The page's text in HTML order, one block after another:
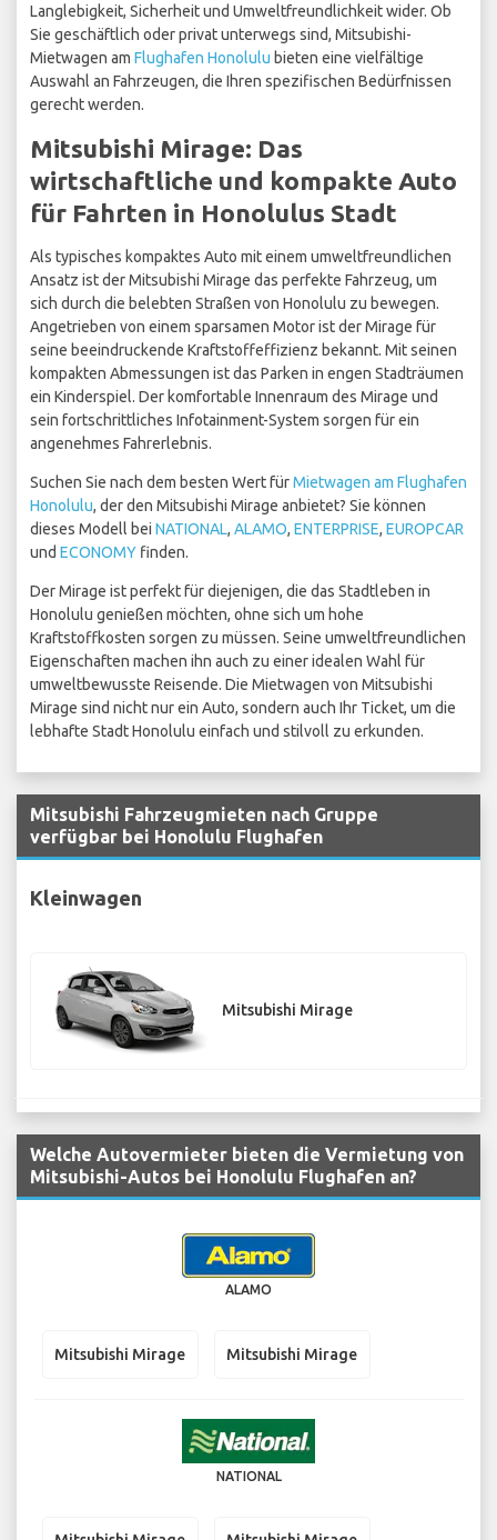
Langlebigkeit, Sicherheit und Umweltfreundlichkeit wider. Ob
Sie geschäftlich oder privat unterwegs sind, Mitsubishi-
Mietwagen am Flughafen Honolulu bieten eine vielfältige
Auswahl an Fahrzeugen, die Ihren spezifischen Bedürfnissen
gerecht werden.
Mitsubishi Mirage: Das
wirtschaftliche und kompakte Auto
für Fahrten in Honolulus Stadt
Als typisches kompaktes Auto mit einem umweltfreundlichen
Ansatz ist der Mitsubishi Mirage das perfekte Fahrzeug, um
sich durch die belebten Straßen von Honolulu zu bewegen.
Angetrieben von einem sparsamen Motor ist der Mirage für
seine beeindruckende Kraftstoffeffizienz bekannt. Mit seinen
kompakten Abmessungen ist das Parken in engen Stadträumen
ein Kinderspiel. Der komfortable Innenraum des Mirage und
sein fortschrittliches Infotainment-System sorgen für ein
angenehmes Fahrerlebnis.
Suchen Sie nach dem besten Wert fürMietwagen am Flughafen
Honolulu, der den Mitsubishi Mirage anbietet? Sie können
dieses Modell bei NATIONAL, ALAMO, ENTERPRISE, EUROPCAR
und ECONOMY finden.
Der Mirage ist perfekt für diejenigen, die das Stadtleben in
Honolulu genießen möchten, ohne sich um hohe
Kraftstoffkosten sorgen zu müssen. Seine umweltfreundlichen
Eigenschaften machen ihn auch zu einer idealen Wahl für
umweltbewusste Reisende. Die Mietwagen von Mitsubishi
Mirage sind nicht nur ein Auto, sondern auch Ihr Ticket, um die
lebhafte Stadt Honolulu einfach und stilvoll zu erkunden.
Mitsubishi Fahrzeugmieten nach Gruppe
verfügbar bei Honolulu Flughafen
Kleinwagen
Mitsubishi Mirage
Welche Autovermieter bieten die Vermietung von
Mitsubishi-Autos bei Honolulu Flughafen an?
ALAMO
Mitsubishi Mirage Mitsubishi Mirage
NATIONAL